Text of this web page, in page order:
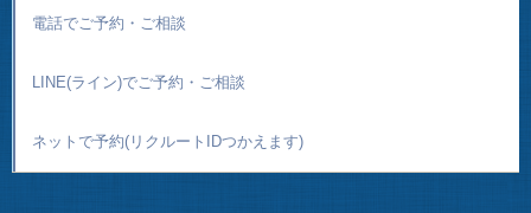
電話でご予約・ご相談
LINE(ライン)でご予約・ご相談
ネットで予約(リクルートIDつかえます)